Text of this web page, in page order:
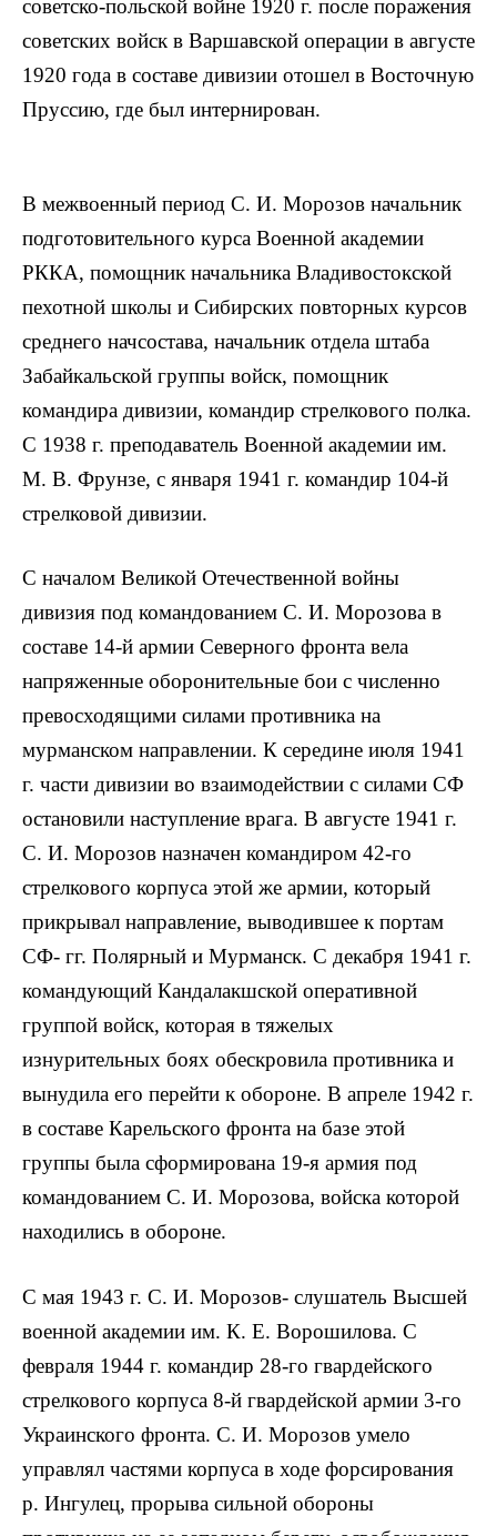
советско-польской войне 1920 г. после поражения
советских войск в Варшавской операции в августе
1920 года в составе дивизии отошел в Восточную
Пруссию, где был интернирован.
В межвоенный период С. И. Морозов начальник
подготовительного курса Военной академии
РККА, помощник начальника Владивостокской
пехотной школы и Сибирских повторных курсов
среднего начсостава, начальник отдела штаба
Забайкальской группы войск, помощник
командира дивизии, командир стрелкового полка.
С 1938 г. преподаватель Военной академии им.
М. В. Фрунзе, с января 1941 г. командир 104-й
стрелковой дивизии.
С началом Великой Отечественной войны
дивизия под командованием С. И. Морозова в
составе 14-й армии Северного фронта вела
напряженные оборонительные бои с численно
превосходящими силами противника на
мурманском направлении. К середине июля 1941
г. части дивизии во взаимодействии с силами СФ
остановили наступление врага. В августе 1941 г.
С. И. Морозов назначен командиром 42-го
стрелкового корпуса этой же армии, который
прикрывал направление, выводившее к портам
СФ- гг. Полярный и Мурманск. С декабря 1941 г.
командующий Кандалакшской оперативной
группой войск, которая в тяжелых
изнурительных боях обескровила противника и
вынудила его перейти к обороне. В апреле 1942 г.
в составе Карельского фронта на базе этой
группы была сформирована 19-я армия под
командованием С. И. Морозова, войска которой
находились в обороне.
С мая 1943 г. С. И. Морозов- слушатель Высшей
военной академии им. К. Е. Ворошилова. С
февраля 1944 г. командир 28-го гвардейского
стрелкового корпуса 8-й гвардейской армии 3-го
Украинского фронта. С. И. Морозов умело
управлял частями корпуса в ходе форсирования
р. Ингулец, прорыва сильной обороны